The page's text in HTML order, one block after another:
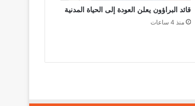
قائد البراؤون يعلن العودة إلى الحياة المدنية
منذ 4 ساعات